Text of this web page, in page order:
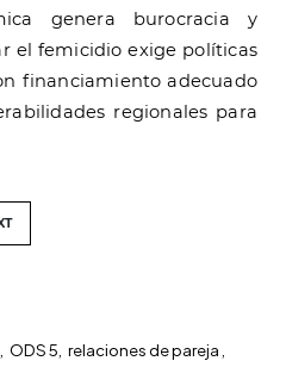
ODS 5 relaciones de pareja
genera burocracia y
el femicidio exige políticas
financiamiento adecuado
regionales para